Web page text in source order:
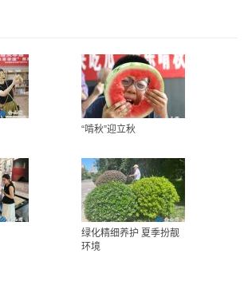
“啃秋”迎立秋
绿化精细养护 夏季扮靓
环境